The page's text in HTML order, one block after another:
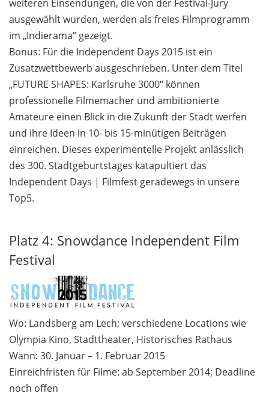
weiteren Einsendungen, die von der Festival-Jury
ausgewählt wurden, werden als freies Filmprogramm
im „Indierama“ gezeigt.
Bonus: Für die Independent Days 2015 ist ein
Zusatzwettbewerb ausgeschrieben. Unter dem Titel
„FUTURE SHAPES: Karlsruhe 3000“ können
professionelle Filmemacher und ambitionierte
Amateure einen Blick in die Zukunft der Stadt werfen
und ihre Ideen in 10- bis 15-minütigen Beiträgen
einreichen. Dieses experimentelle Projekt anlässlich
des 300. Stadtgeburtstages katapultiert das
Independent Days | Filmfest geradewegs in unsere
Top5.
Platz 4: Snowdance Independent Film
Festival
Wo: Landsberg am Lech; verschiedene Locations wie
Olympia Kino, Stadttheater, Historisches Rathaus
Wann: 30. Januar – 1. Februar 2015
Einreichfristen für Filme: ab September 2014; Deadline
noch offen